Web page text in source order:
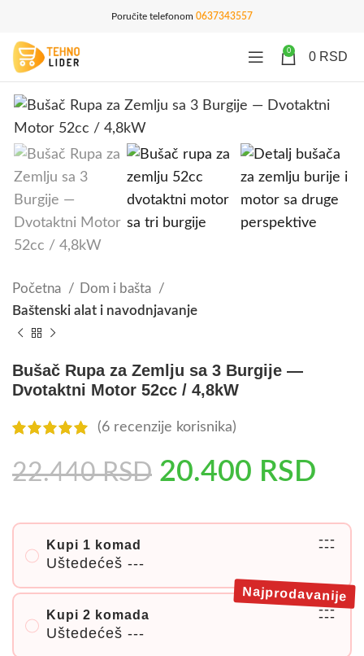
Poručite telefonom 0637343557
0 0 RSD
Početna
Dom i bašta
Baštenski alat i navodnjavanje
Bušač Rupa za Zemlju sa 3 Burgije —
Dvotaktni Motor 52cc / 4,8kW
(6 recenzije korisnika)
22.440RSD 20.400 RSD
Kupi 1 komad
Uštedećeš ---
---
---
Kupi 2 komada
Uštedećeš ---
---
---
Najprodavanije